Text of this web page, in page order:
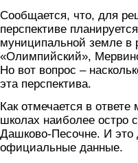
Сообщается, что, для
перспективе
муниципальной земле
«Олимпийский»,
Но вот вопрос –
эта перспектива.
Как отмечается в
школах наиболее остро
Дашково-Песочне. И это
официальные данные.